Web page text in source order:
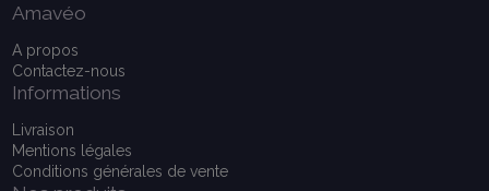
Amavéo
A propos
Contactez-nous
Informations
Livraison
Mentions légales
Conditions générales de vente